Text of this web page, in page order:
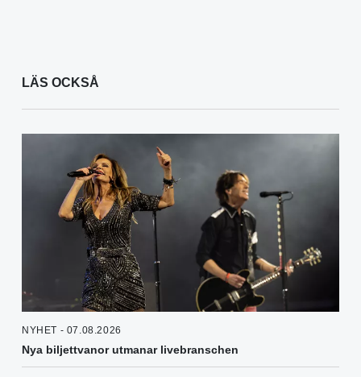
LÄS OCKSÅ
NYHET - 07.08.2026
Nya biljettvanor utmanar livebranschen